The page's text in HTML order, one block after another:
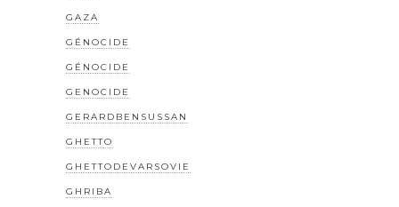
GAZA
GÉNOCIDE
GÉNOCIDE
GENOCIDE
GERARDBENSUSSAN
GHETTO
GHETTODEVARSOVIE
GHRIBA